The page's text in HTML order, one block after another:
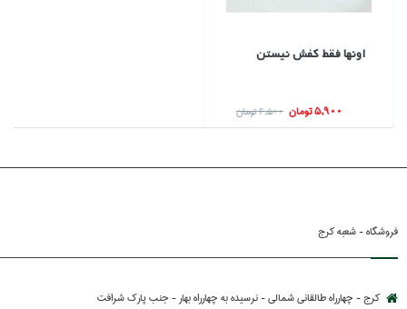
اونها فقط كفش نيستن
5,900 تومان 6,500 تومان
فروشگاه - شعبه کرج
کرج - چهارراه طالقانی شمالی - نرسیده به چهارراه بهار - جنب پارك شرافت